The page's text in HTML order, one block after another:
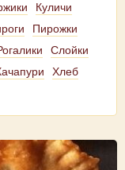
Куличи
Пирожки
Слойки
Хлеб